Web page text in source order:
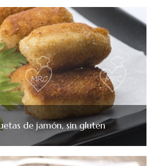
de jamón, sin gluten